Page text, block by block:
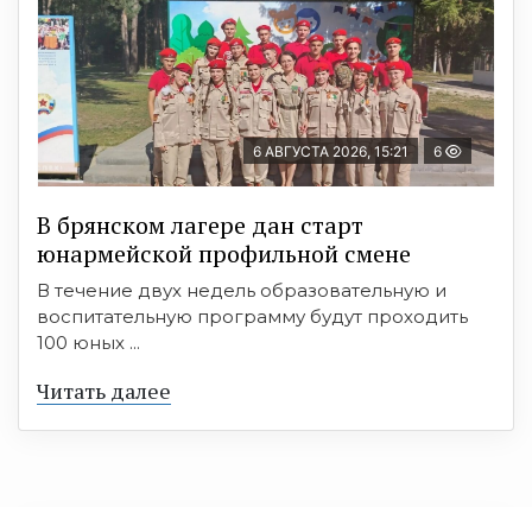
6 АВГУСТА 2026, 15:21 6
В брянском лагере дан старт
юнармейской профильной смене
В течение двух недель образовательную и
воспитательную программу будут проходить
100 юных ...
Читать далее